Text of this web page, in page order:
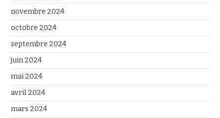
novembre 2024
octobre 2024
septembre 2024
juin 2024
mai 2024
avril 2024
mars 2024